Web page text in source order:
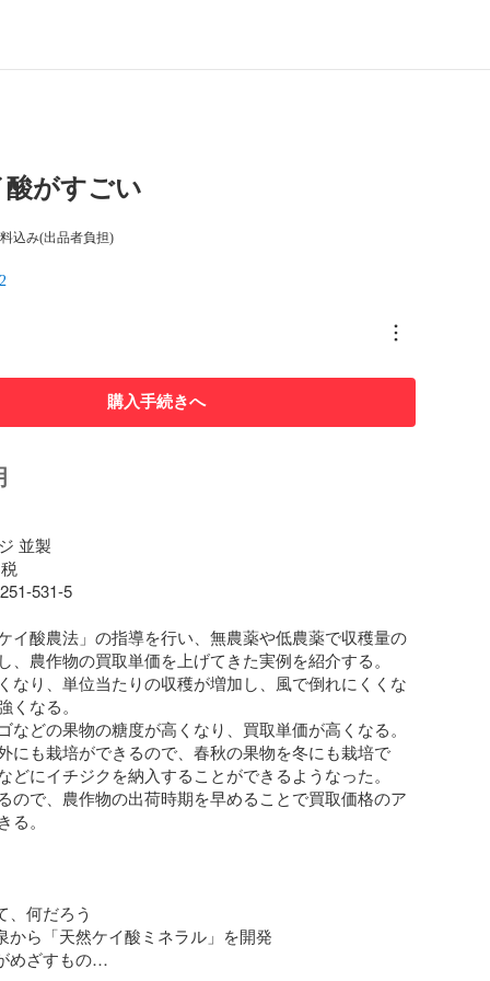
がすごい
込み(出品者負担)
購入手続きへ
並製
531-5
イ酸農法」の指導を行い、無農薬や低農薬で収穫量の
、農作物の買取単価を上げてきた実例を紹介する。
なり、単位当たりの収穫が増加し、風で倒れにくくな
くなる。
などの果物の糖度が高くなり、買取単価が高くなる。
にも栽培ができるので、春秋の果物を冬にも栽培で
どにイチジクを納入することができるようなった。
ので、農作物の出荷時期を早めることで買取価格のア
。
、何だろう
から「天然ケイ酸ミネラル」を開発
めざすもの